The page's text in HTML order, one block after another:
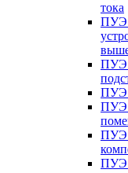
тока
ПУЭ:
ПУЭ:
ПУЭ:
ПУЭ:
ПУЭ:
ПУЭ: